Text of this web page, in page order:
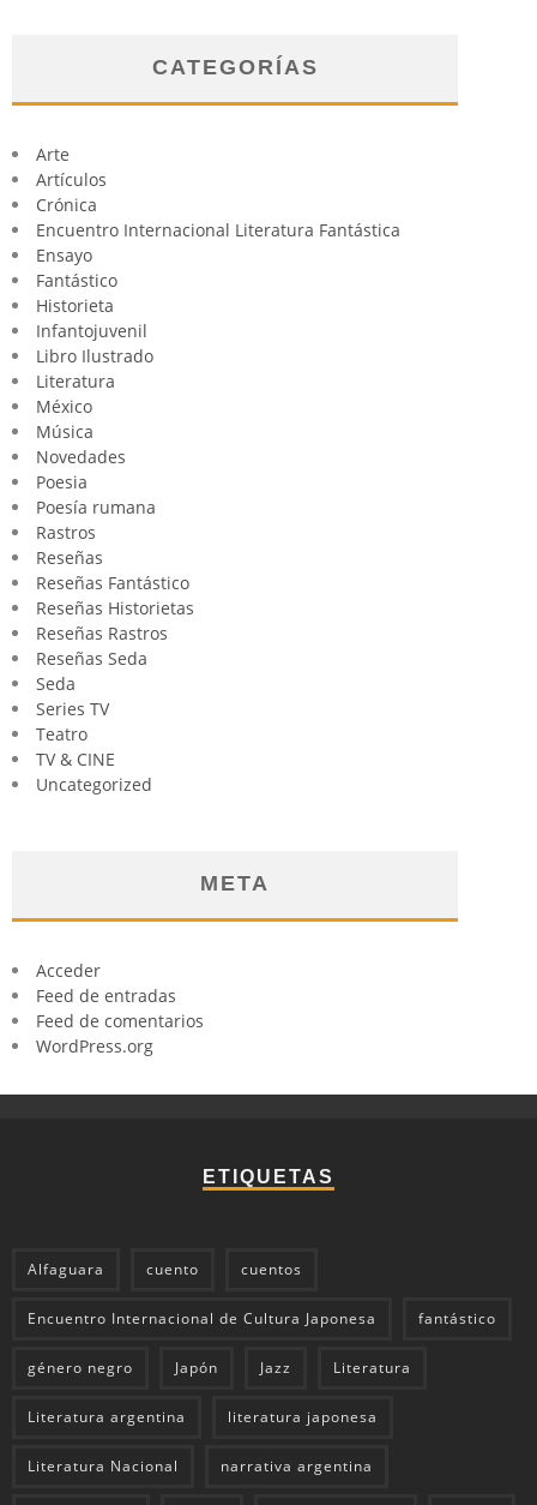
CATEGORÍAS
Arte
Artículos
Crónica
Encuentro Internacional Literatura Fantástica
Ensayo
Fantástico
Historieta
Infantojuvenil
Libro Ilustrado
Literatura
México
Música
Novedades
Poesia
Poesía rumana
Rastros
Reseñas
Reseñas Fantástico
Reseñas Historietas
Reseñas Rastros
Reseñas Seda
Seda
Series TV
Teatro
TV & CINE
Uncategorized
META
Acceder
Feed de entradas
Feed de comentarios
WordPress.org
ETIQUETAS
Alfaguara cuento cuentos
Encuentro Internacional de Cultura Japonesa fantástico
género negro Japón Jazz Literatura
Literatura argentina literatura japonesa
Literatura Nacional narrativa argentina